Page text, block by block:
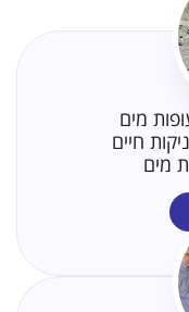
מים
חיים
מים